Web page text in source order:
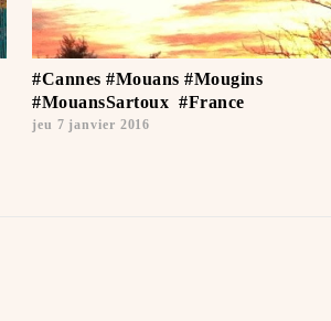
#Cannes #Mouans #Mougins
#MouansSartoux ️️ #France
jeu 7 janvier 2016